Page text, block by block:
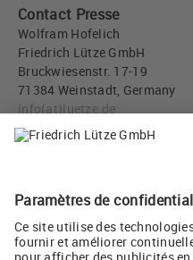
Contact Presse
Wolfram Hofelich
Friedrich Lütze GmbH
Bruckwiesenstr. 17-19
71384 Weinstadt, Germany
info(at)luetze.de
Tél +49 7151 6053-0
Twitter